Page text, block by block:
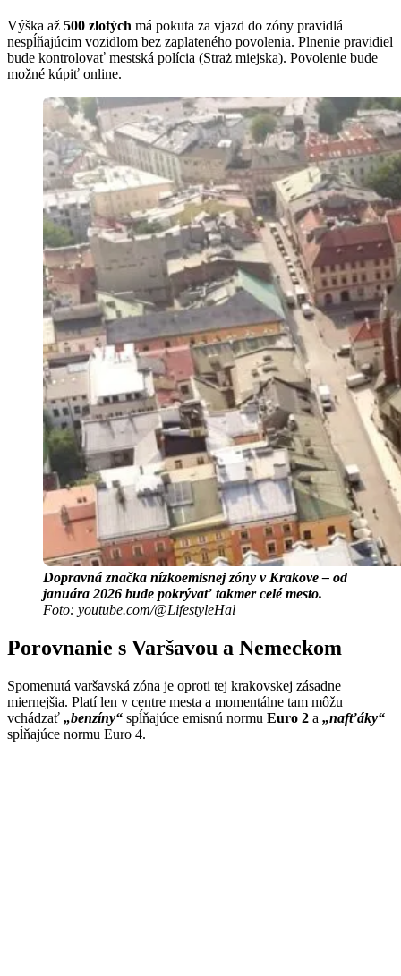
Výška až 500 zlotých má pokuta za vjazd do zóny pravidlá
nespĺňajúcim vozidlom bez zaplateného povolenia. Plnenie pravidiel
bude kontrolovať mestská polícia (Straż miejska). Povolenie bude
možné kúpiť online.
Dopravná značka nízkoemisnej zóny v Krakove – od
januára 2026 bude pokrývať takmer celé mesto.
Foto: youtube.com/@LifestyleHal
Porovnanie s Varšavou a Nemeckom
Spomenutá varšavská zóna je oproti tej krakovskej zásadne
miernejšia. Platí len v centre mesta a momentálne tam môžu
vchádzať „benzíny“ spĺňajúce emisnú normu Euro 2 a „nafťáky“
spĺňajúce normu Euro 4.